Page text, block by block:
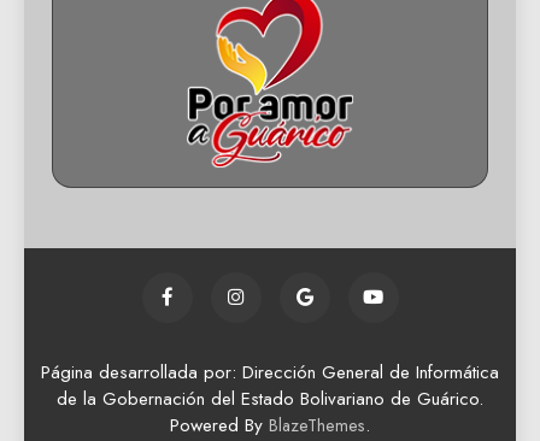
Página desarrollada por: Dirección General de Informática
de la Gobernación del Estado Bolivariano de Guárico.
Powered By BlazeThemes.